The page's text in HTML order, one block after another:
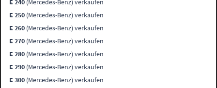
E 240 (Mercedes-Benz) verkaufen
E 250 (Mercedes-Benz) verkaufen
E 260 (Mercedes-Benz) verkaufen
E 270 (Mercedes-Benz) verkaufen
E 280 (Mercedes-Benz) verkaufen
E 290 (Mercedes-Benz) verkaufen
E 300 (Mercedes-Benz) verkaufen